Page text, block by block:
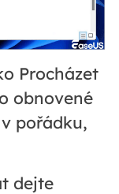
Procházet
obnovené
pořádku,
dejte